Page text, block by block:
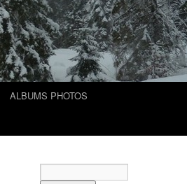
ALBUMS PHOTOS